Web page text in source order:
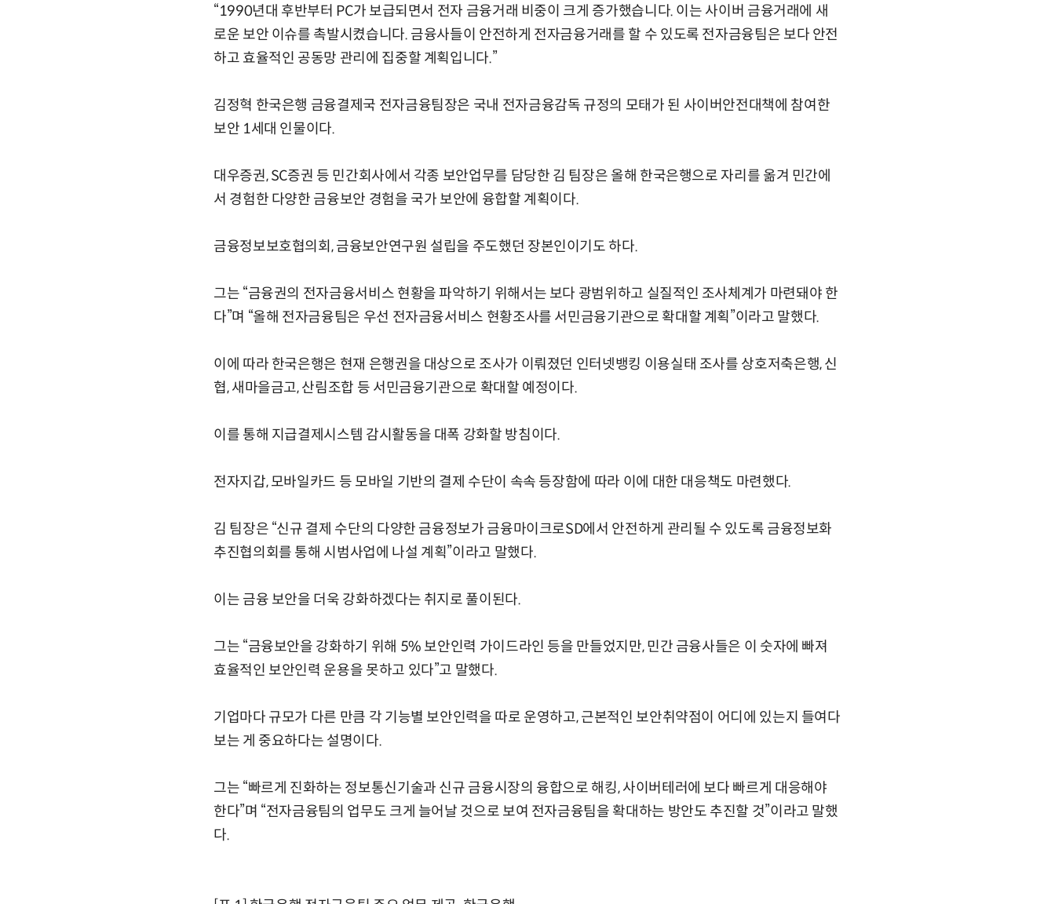
“1990년대 후반부터 PC가 보급되면서 전자 금융거래 비중이 크게 증가했습니다. 이는 사이버 금융거래에 새
로운 보안 이슈를 촉발시켰습니다. 금융사들이 안전하게 전자금융거래를 할 수 있도록 전자금융팀은 보다 안전
하고 효율적인 공동망 관리에 집중할 계획입니다.”
김정혁 한국은행 금융결제국 전자금융팀장은 국내 전자금융감독 규정의 모태가 된 사이버안전대책에 참여한
보안 1세대 인물이다.
대우증권, SC증권 등 민간회사에서 각종 보안업무를 담당한 김 팀장은 올해 한국은행으로 자리를 옮겨 민간에
서 경험한 다양한 금융보안 경험을 국가 보안에 융합할 계획이다.
금융정보보호협의회, 금융보안연구원 설립을 주도했던 장본인이기도 하다.
그는 “금융권의 전자금융서비스 현황을 파악하기 위해서는 보다 광범위하고 실질적인 조사체계가 마련돼야 한
다”며 “올해 전자금융팀은 우선 전자금융서비스 현황조사를 서민금융기관으로 확대할 계획”이라고 말했다.
이에 따라 한국은행은 현재 은행권을 대상으로 조사가 이뤄졌던 인터넷뱅킹 이용실태 조사를 상호저축은행, 신
협, 새마을금고, 산림조합 등 서민금융기관으로 확대할 예정이다.
이를 통해 지급결제시스템 감시활동을 대폭 강화할 방침이다.
전자지갑, 모바일카드 등 모바일 기반의 결제 수단이 속속 등장함에 따라 이에 대한 대응책도 마련했다.
김 팀장은 “신규 결제 수단의 다양한 금융정보가 금융마이크로SD에서 안전하게 관리될 수 있도록 금융정보화
추진협의회를 통해 시범사업에 나설 계획”이라고 말했다.
이는 금융 보안을 더욱 강화하겠다는 취지로 풀이된다.
그는 “금융보안을 강화하기 위해 5% 보안인력 가이드라인 등을 만들었지만, 민간 금융사들은 이 숫자에 빠져
효율적인 보안인력 운용을 못하고 있다”고 말했다.
기업마다 규모가 다른 만큼 각 기능별 보안인력을 따로 운영하고, 근본적인 보안취약점이 어디에 있는지 들여다
보는 게 중요하다는 설명이다.
그는 “빠르게 진화하는 정보통신기술과 신규 금융시장의 융합으로 해킹, 사이버테러에 보다 빠르게 대응해야
한다”며 “전자금융팀의 업무도 크게 늘어날 것으로 보여 전자금융팀을 확대하는 방안도 추진할 것”이라고 말했
다.